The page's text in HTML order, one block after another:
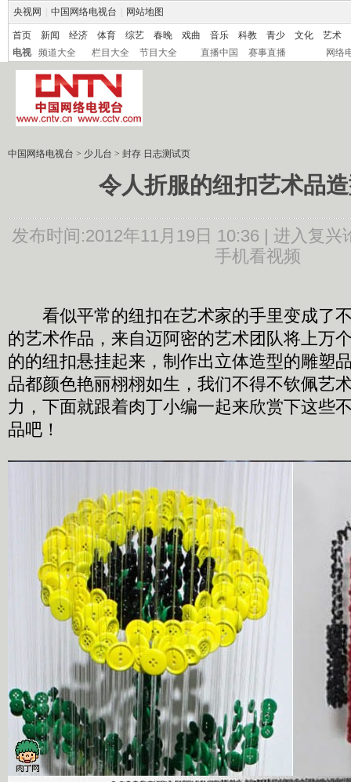
央视网 中国网络电视台 网站地图
首页 新闻 经济 体育 综艺 春晚 戏曲 音乐 科教 青少 文化
艺术
电视
频道大全 栏目大全 节目大全 直播中国 赛事直播 网络
中国网络电视台 > 少儿台 > 封存 日志测试页
令人折服的纽扣艺术品
发布时间:2012年11月19日 10:36 | 进入复兴
手机看视频
看似平常的纽扣在艺术家的手里变成了
的艺术作品，来自迈阿密的艺术团队将上万
的的纽扣悬挂起来，制作出立体造型的雕塑
品都颜色艳丽栩栩如生，我们不得不钦佩艺
力，下面就跟着肉丁小编一起来欣赏下这些
品吧！